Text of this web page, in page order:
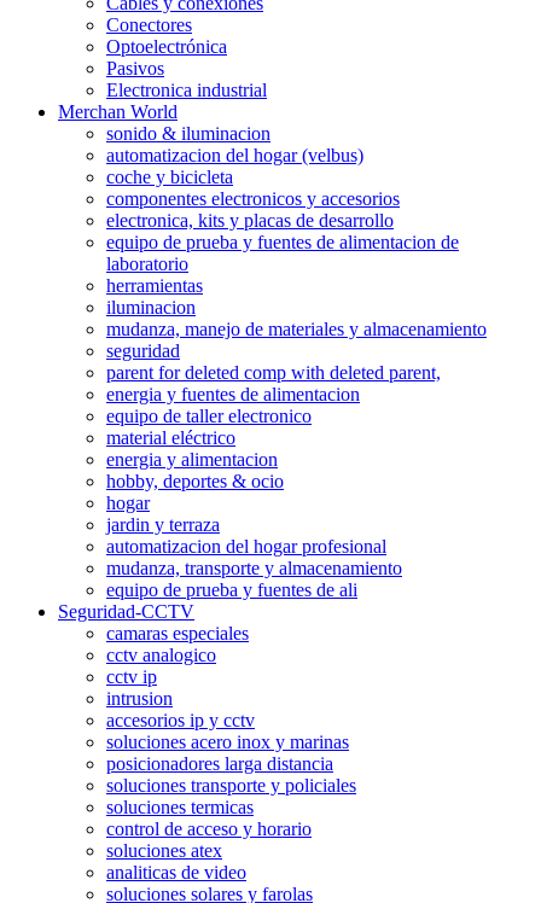
Conectores
Optoelectrónica
Pasivos
Electronica industrial
Merchan World
sonido & iluminacion
automatizacion del hogar (velbus)
coche y bicicleta
componentes electronicos y accesorios
electronica, kits y placas de desarrollo
equipo de prueba y fuentes de alimentacion de
laboratorio
herramientas
iluminacion
mudanza, manejo de materiales y almacenamiento
seguridad
parent for deleted comp with deleted parent,
energia y fuentes de alimentacion
equipo de taller electronico
material eléctrico
energia y alimentacion
hobby, deportes & ocio
hogar
jardin y terraza
automatizacion del hogar profesional
mudanza, transporte y almacenamiento
equipo de prueba y fuentes de ali
Seguridad-CCTV
camaras especiales
cctv analogico
cctv ip
intrusion
accesorios ip y cctv
soluciones acero inox y marinas
posicionadores larga distancia
soluciones transporte y policiales
soluciones termicas
control de acceso y horario
soluciones atex
analiticas de video
soluciones solares y farolas